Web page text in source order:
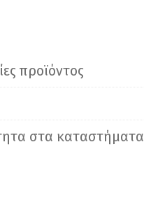
προϊόντος
στα καταστήματα